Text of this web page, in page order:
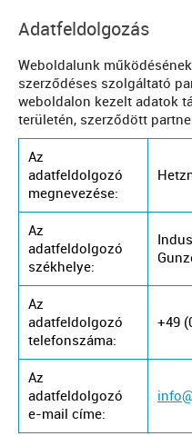
Adatfeldolgozás
Weboldalunk
szerződéses szolgáltató
weboldalon kezelt adatok
területén, szerződött
Az
adatfeldolgozó
megnevezése:
Az
adatfeldolgozó
székhelye:
Az
adatfeldolgozó
telefonszáma:
+49
Az
adatfeldolgozó
e-mail címe: